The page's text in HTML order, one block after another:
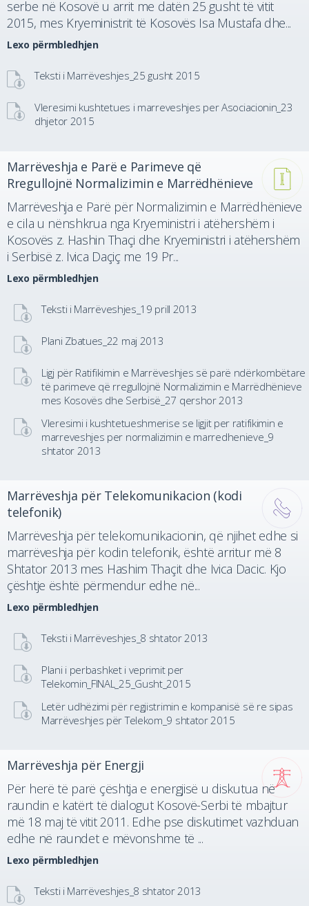
serbe në Kosovë u arrit me datën 25 gusht të vitit
2015, mes Kryeministrit të Kosovës Isa Mustafa dhe...
Lexo përmbledhjen
Teksti i Marrëveshjes_25 gusht 2015
Vleresimi kushtetues i marreveshjes per Asociacionin_23
dhjetor 2015
Marrëveshja e Parë e Parimeve që
Rregullojnë Normalizimin e Marrëdhënieve
Marrëveshja e Parë për Normalizimin e Marrëdhënieve
e cila u nënshkrua nga Kryeministri i atëhershëm i
Kosovës z. Hashin Thaçi dhe Kryeministri i atëhershëm
i Serbisë z. Ivica Daçiç me 19 Pr...
Lexo përmbledhjen
Teksti i Marrëveshjes_19 prill 2013
Plani Zbatues_22 maj 2013
Ligj për Ratifikimin e Marrëveshjes së parë ndërkombëtare
të parimeve që rregullojnë Normalizimin e Marrëdhënieve
mes Kosovës dhe Serbisë_27 qershor 2013
Vleresimi i kushtetueshmerise se ligjit per ratifikimin e
marreveshjes per normalizimin e marredhenieve_9
shtator 2013
Marrëveshja për Telekomunikacion (kodi
telefonik)
Marrëveshja për telekomunikacionin, që njihet edhe si
marrëveshja për kodin telefonik, është arritur më 8
Shtator 2013 mes Hashim Thaçit dhe Ivica Dacic. Kjo
çështje është përmendur edhe në...
Lexo përmbledhjen
Teksti i Marrëveshjes_8 shtator 2013
Plani i perbashket i veprimit per
Telekomin_FINAL_25_Gusht_2015
Letër udhëzimi për regjistrimin e kompanisë së re sipas
Marrëveshjes për Telekom_9 shtator 2015
Marrëveshja për Energji
Për herë të parë çështja e energjisë u diskutua në
raundin e katërt të dialogut Kosovë-Serbi të mbajtur
më 18 maj të vitit 2011. Edhe pse diskutimet vazhduan
edhe në raundet e mëvonshme të ...
Lexo përmbledhjen
Teksti i Marrëveshjes_8 shtator 2013